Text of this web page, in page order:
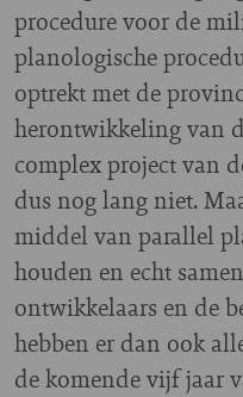
procedure voor de
planologische
optrekt met de
herontwikkeling van
complex project van
dus nog lang niet.
middel van parallel
houden en echt
ontwikkelaars en de
hebben er dan ook
de komende vijf jaar